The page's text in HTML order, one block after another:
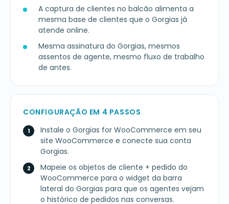
A captura de clientes no balcão alimenta a
mesma base de clientes que o Gorgias já
atende online.
Mesma assinatura do Gorgias, mesmos
assentos de agente, mesmo fluxo de trabalho
de antes.
CONFIGURAÇÃO EM 4 PASSOS
Instale o Gorgias for WooCommerce em seu
site WooCommerce e conecte sua conta
Gorgias.
Mapeie os objetos de cliente + pedido do
WooCommerce para o widget da barra
lateral do Gorgias para que os agentes vejam
o histórico de pedidos nas conversas.